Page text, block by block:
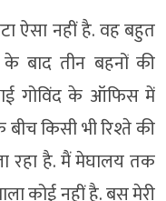
ऐसा नहीं है. वह बहुत
बाद तीन बहनों की
गोविंद के ऑफिस में
किसी भी रिश्ते की
रहा है. मैं मेघालय तक
कोई नहीं है. बस मेरी